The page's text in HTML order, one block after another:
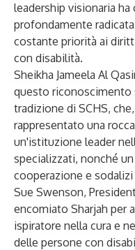
leadership visionaria
profondamente
costante priorità ai
con disabilità.
Sheikha Jameela Al
questo riconoscimento
tradizione di SCHS,
rappresentato una
un'istituzione leader
specializzati, nonché
cooperazione e
Sue Swenson,
encomiato Sharjah per
ispiratore nella cura e
delle persone con